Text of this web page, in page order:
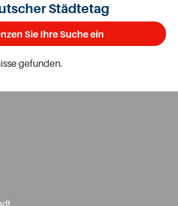
Städtetag
Sie Ihre Suche ein
gefunden.